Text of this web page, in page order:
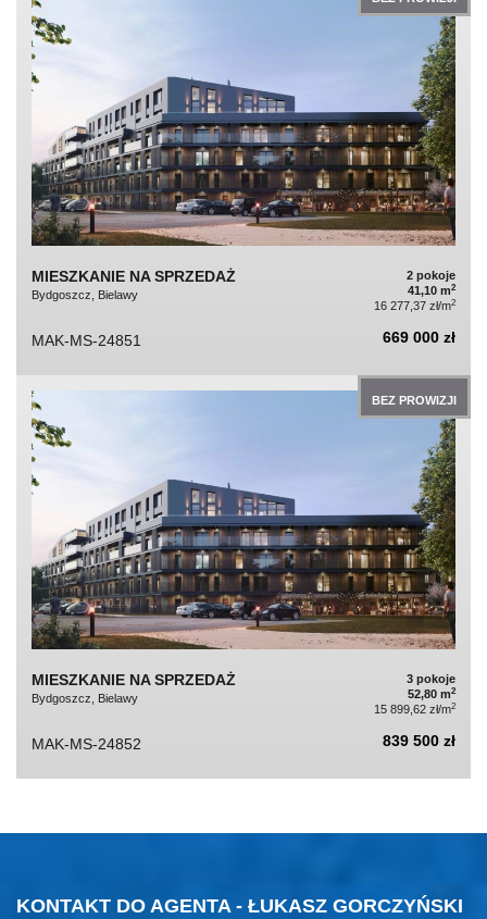
MIESZKANIE NA SPRZEDAŻ
Bydgoszcz, Bielawy
2 pokoje
41,10 m2
16 277,37 zł/m2
MAK-MS-24851 669 000 zł
BEZ PROWIZJI
MIESZKANIE NA SPRZEDAŻ
Bydgoszcz, Bielawy
3 pokoje
52,80 m2
15 899,62 zł/m2
MAK-MS-24852 839 500 zł
KONTAKT DO AGENTA - ŁUKASZ GORCZYŃSKI